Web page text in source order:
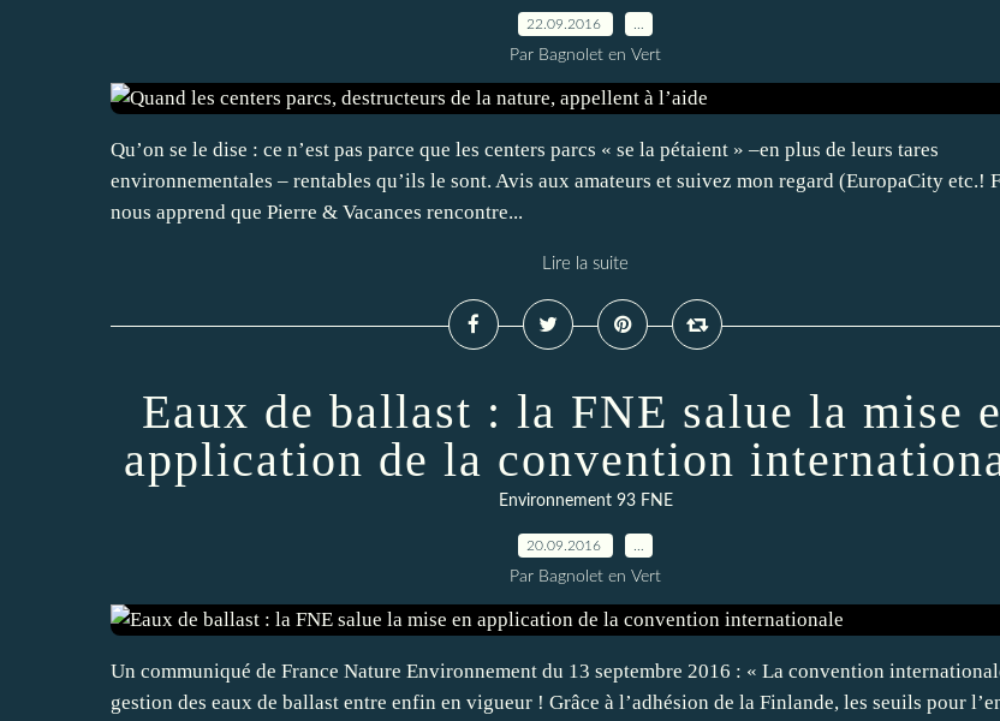
22.09.2016
Par Bagnolet en Vert
Qu’on se le dise : ce n’est pas parce que les centers parcs « se la pétaient » –en plus de leurs tares
environnementales – rentables qu’ils le sont. Avis aux amateurs et suivez mon regard (EuropaCity etc.!
nous apprend que Pierre & Vacances rencontre...
Lire la suite
Eaux de ballast : la FNE salue la mise
application de la convention
Environnement 93 FNE
20.09.2016
Par Bagnolet en Vert
Un communiqué de France Nature Environnement du 13 septembre 2016 : « La convention
gestion des eaux de ballast entre enfin en vigueur ! Grâce à l’adhésion de la Finlande, les seuils pour